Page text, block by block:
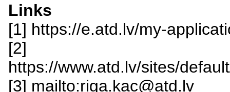
Links
[1] https://e.atd.lv/my-
[2]
https://www.atd.lv/sites/
[3] mailto:riga.kac@atd.lv